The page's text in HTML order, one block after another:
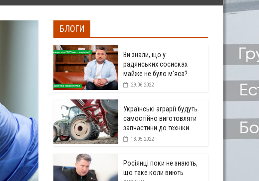
БЛОГИ
Ви знали, що у
радянських сосисках
майже не було м’яса?
29.06.2022
Українські аграрії будуть
самостійно виготовляти
запчастини до техніки
13.05.2022
Росіянці поки не знають,
що таке коли виють